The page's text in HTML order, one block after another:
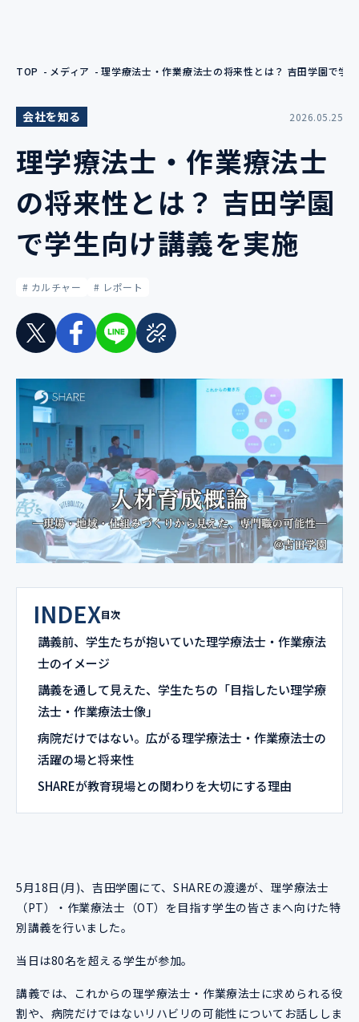
TOP メディア 理学療法士・作業療法士の将来性とは？ 吉田学園で学
会社を知る 2026.05.25
理学療法士・作業療法士
の将来性とは？ 吉田学園
で学生向け講義を実施
# カルチャー # レポート
INDEX目次
講義前、学生たちが抱いていた理学療法士・作業療法
士のイメージ
講義を通して見えた、学生たちの「目指したい理学療
法士・作業療法士像」
病院だけではない。広がる理学療法士・作業療法士の
活躍の場と将来性
SHAREが教育現場との関わりを大切にする理由
5月18日(月)、吉田学園にて、SHAREの渡邊が、理学療法士
（PT）・作業療法士（OT）を目指す学生の皆さまへ向けた特
別講義を行いました。
当日は80名を超える学生が参加。
講義では、これからの理学療法士・作業療法士に求められる役
割や、病院だけではないリハビリの可能性についてお話ししま